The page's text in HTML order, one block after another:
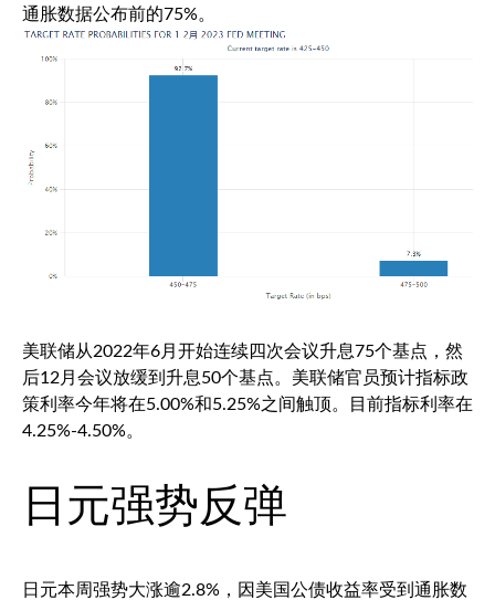
通胀数据公布前的75%。
美联储从2022年6月开始连续四次会议升息75个基点，然
后12月会议放缓到升息50个基点。美联储官员预计指标政
策利率今年将在5.00%和5.25%之间触顶。目前指标利率在
4.25%-4.50%。
日元强势反弹
日元本周强势大涨逾2.8%，因美国公债收益率受到通胀数